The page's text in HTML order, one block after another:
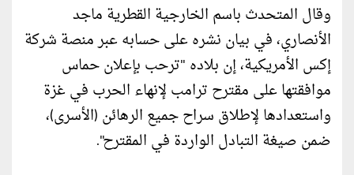
وقال المتحدث باسم الخارجية القطرية ماجد
الأنصاري، في بيان نشره على حسابه عبر منصة شركة
إكس الأمريكية، إن بلاده "ترحب بإعلان حماس
موافقتها على مقترح ترامب لإنهاء الحرب في غزة
واستعدادها لإطلاق سراح جميع الرهائن (الأسرى)،
ضمن صيغة التبادل الواردة في المقترح".